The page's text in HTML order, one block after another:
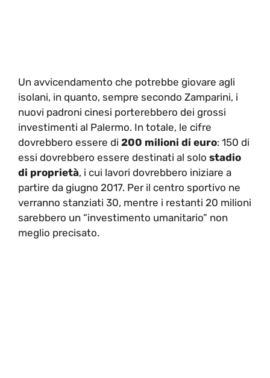
Un avvicendamento che potrebbe giovare agli
isolani, in quanto, sempre secondo Zamparini, i
nuovi padroni cinesi porterebbero dei grossi
investimenti al Palermo. In totale, le cifre
dovrebbero essere di 200 milioni di euro: 150 di
essi dovrebbero essere destinati al solo stadio
di proprietà, i cui lavori dovrebbero iniziare a
partire da giugno 2017. Per il centro sportivo ne
verranno stanziati 30, mentre i restanti 20 milioni
sarebbero un “investimento umanitario” non
meglio precisato.